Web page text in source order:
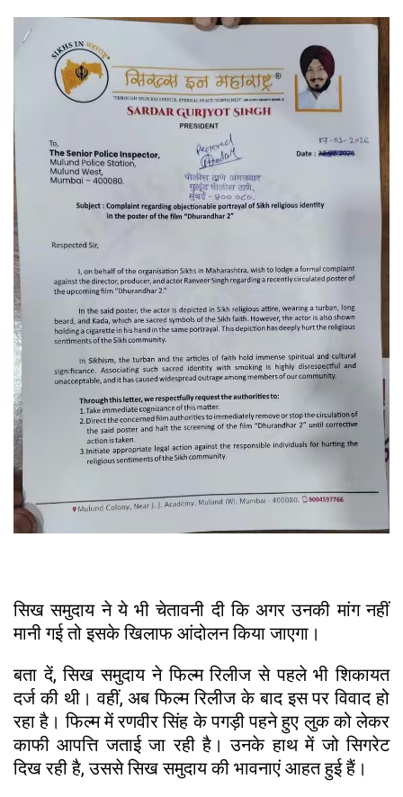
सिख समुदाय ने ये भी चेतावनी दी कि अगर उनकी मांग नहीं
मानी गई तो इसके खिलाफ आंदोलन किया जाएगा।
बता दें, सिख समुदाय ने फिल्म रिलीज से पहले भी शिकायत
दर्ज की थी। वहीं, अब फिल्म रिलीज के बाद इस पर विवाद हो
रहा है। फिल्म में रणवीर सिंह के पगड़ी पहने हुए लुक को लेकर
काफी आपत्ति जताई जा रही है। उनके हाथ में जो सिगरेट
दिख रही है, उससे सिख समुदाय की भावनाएं आहत हुई हैं।